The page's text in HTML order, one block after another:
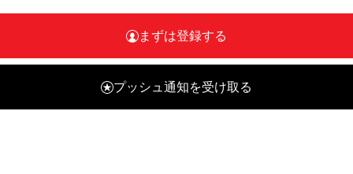
当サイトのメインコンテンツ
まずは登録する
プッシュ通知を受け取る